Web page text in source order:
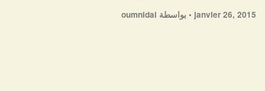
janvier 26, 2015 • بواسطة oumnidal